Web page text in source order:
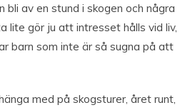
bli av en stund i skogen och några
lite gör ju att intresset hålls vid liv,
barn som inte är så sugna på att
med på skogsturer, året runt,